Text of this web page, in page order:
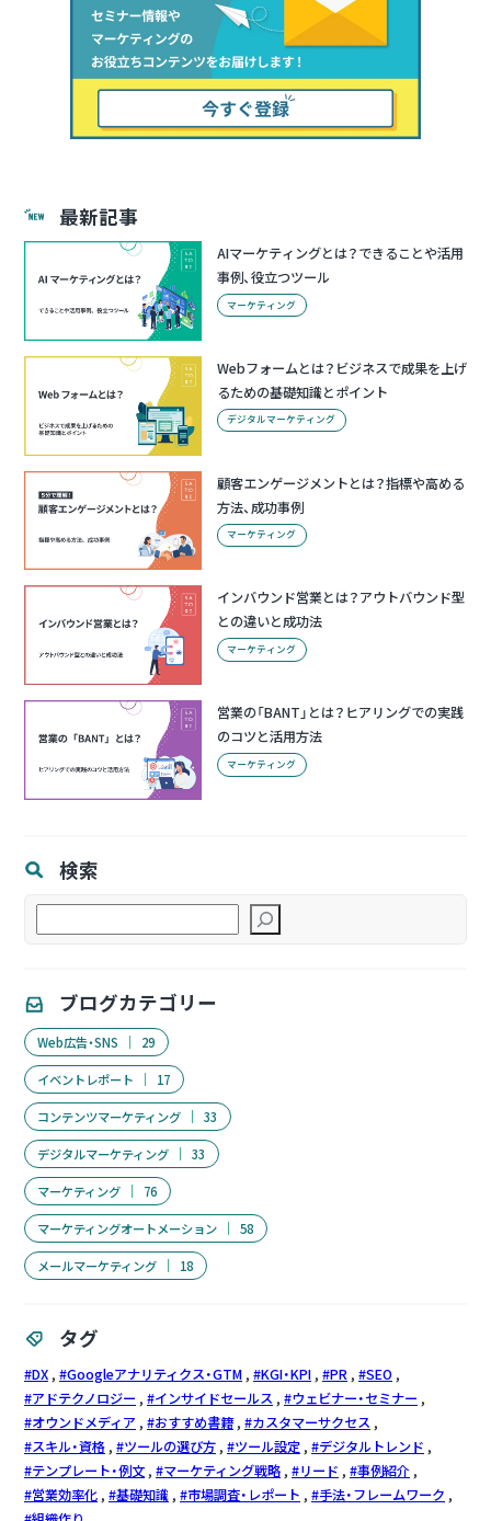
最新記事
AIマーケティングとは？できることや活用
事例、役立つツール
マーケティング
Webフォームとは？ビジネスで成果を上げ
るための基礎知識とポイント
デジタルマーケティング
顧客エンゲージメントとは？指標や高める
方法、成功事例
マーケティング
インバウンド営業とは？アウトバウンド型
との違いと成功法
マーケティング
営業の「BANT」とは？ヒアリングでの実践
のコツと活用方法
マーケティング
検索
検
索
ブログカテゴリー
Web広告・SNS 29
イベントレポート 17
コンテンツマーケティング 33
デジタルマーケティング 33
マーケティング 76
マーケティングオートメーション 58
メールマーケティング 18
タグ
DX Googleアナリティクス・GTM KGI・KPI PR
SEO
アドテクノロジー
インサイドセールス
ウェビナー・セミナー
オウンドメディア
おすすめ書籍
カスタマーサクセス
スキル・資格
ツールの選び方 ツール設定
デジタルトレンド
テンプレート・例文
マーケティング戦略 リード
事例紹介
営業効率化
基礎知識 市場調査・レポート
手法・フレームワーク